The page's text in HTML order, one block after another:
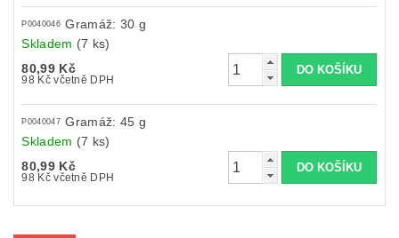
P0040046 Gramáž: 30 g
Skladem (7 ks)
80,99 Kč
98 Kč včetně DPH
P0040047 Gramáž: 45 g
Skladem (7 ks)
80,99 Kč
98 Kč včetně DPH